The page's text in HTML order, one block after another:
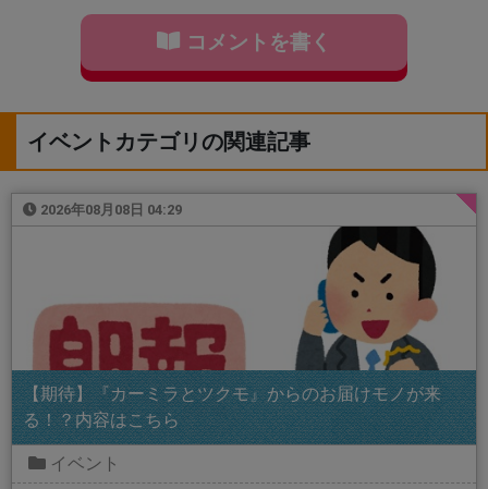
コメントを書く
イベントカテゴリの関連記事
2026年08月08日 04:29
【期待】『カーミラとツクモ』からのお届けモノが来
る！？内容はこちら
イベント